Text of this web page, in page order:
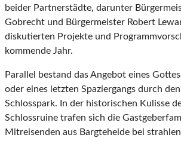
beider Partnerstädte, darunter
Gobrecht und Bürgermeister Robert
diskutierten Projekte und
kommende Jahr.
Parallel bestand das Angebot eines
oder eines letzten Spaziergangs durch
Schlosspark. In der historischen Kulisse
Schlossruine trafen sich die
Mitreisenden aus Bargteheide bei